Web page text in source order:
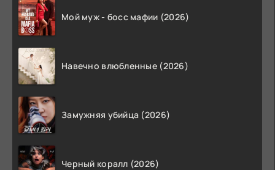
Мой муж - босс мафии (2026)
Навечно влюбленные (2026)
Замужняя убийца (2026)
Черный коралл (2026)